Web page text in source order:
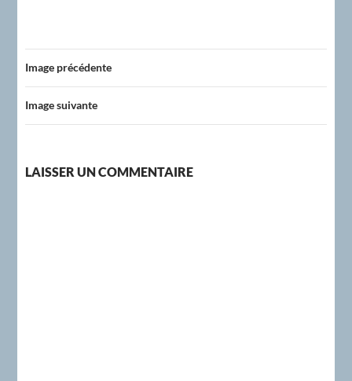
Image précédente
Image suivante
LAISSER UN COMMENTAIRE